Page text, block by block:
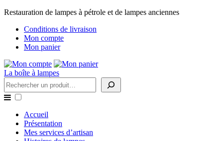
Restauration de lampes à pétrole et de lampes anciennes
Conditions de livraison
Mon compte
Mon panier
La boîte à lampes
Rechercher
Accueil
Présentation
Mes services d’artisan